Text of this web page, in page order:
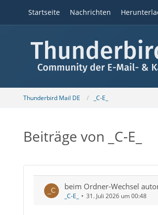
Startseite Nachrichten
Thunderbird Mail DE _C-E_
Beiträge von _C-E_
beim Ordner-Wechsel
_C-E_ 31. Juli 2026 um 00:48